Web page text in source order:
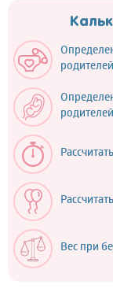
родителей
Вес при